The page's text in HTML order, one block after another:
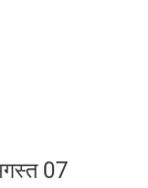
07